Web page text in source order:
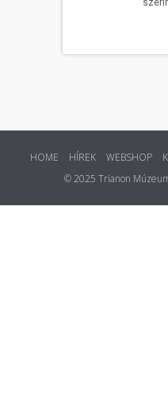
HOME HÍREK WEBSHOP
© 2025 Trianon